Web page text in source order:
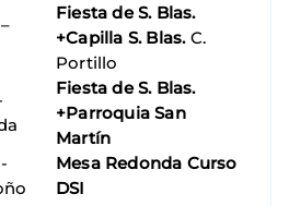
Fiesta de S. Blas.
+Capilla S. Blas. C.
Portillo
Fiesta de S. Blas.
+Parroquia San
Martín
Mesa Redonda Curso
DSI